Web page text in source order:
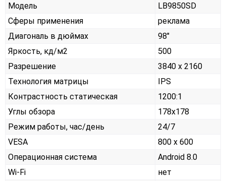
Модель
LB9850SD
Сферы применения
реклама
Диагональ в дюймах
98"
Яркость, кд/м2
500
Разрешение
3840 x 2160
Технология матрицы
IPS
Контрастность статическая
1200:1
Углы обзора
178x178
Режим работы, час/день
24/7
VESA
800 x 600
Операционная система
Android 8.0
Wi-Fi
нет